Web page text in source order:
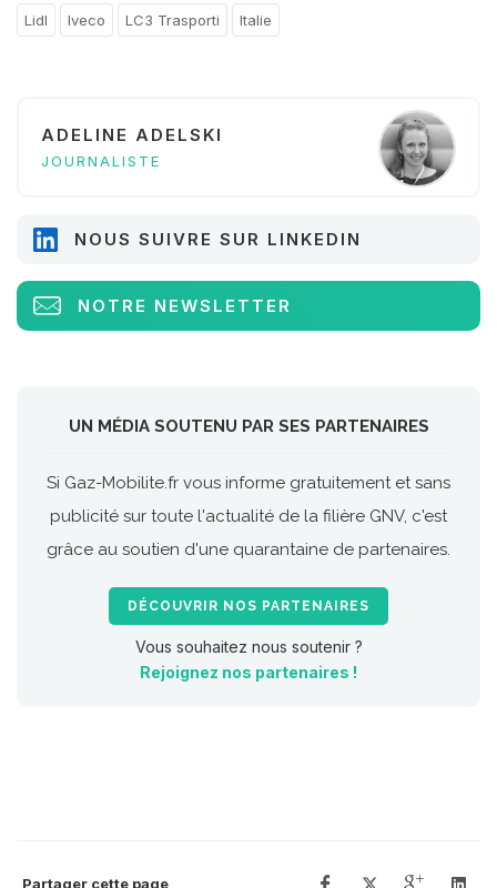
Lidl Iveco LC3 Trasporti Italie
ADELINE ADELSKI
JOURNALISTE
NOUS SUIVRE SUR LINKEDIN
NOTRE NEWSLETTER
UN MÉDIA SOUTENU PAR SES PARTENAIRES
Si Gaz-Mobilite.fr vous informe gratuitement et sans
publicité sur toute l'actualité de la filière GNV, c'est
grâce au soutien d'une quarantaine de partenaires.
DÉCOUVRIR NOS PARTENAIRES
Vous souhaitez nous soutenir ?
Rejoignez nos partenaires !
Partager cette page